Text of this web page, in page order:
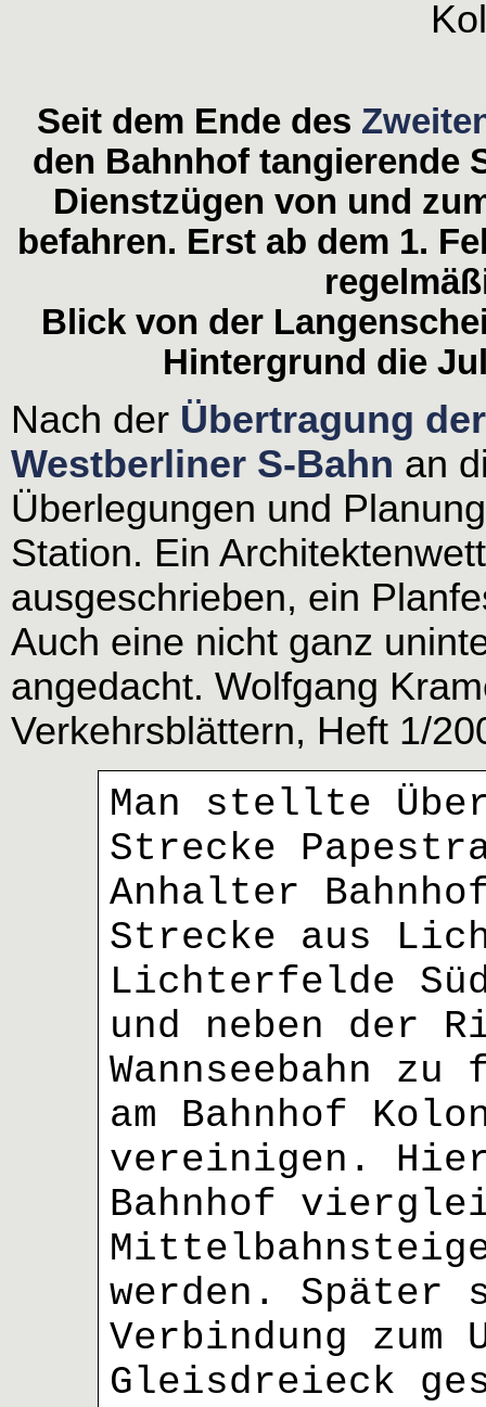
Seit dem Ende des
den Bahnhof tangierende
Dienstzügen von und
befahren. Erst ab dem 1.
Blick von der
Hintergrund die
Nach der Übertragung
Westberliner S-Bahn an
Überlegungen und
Station. Ein
ausgeschrieben, ein
Auch eine nicht ganz
angedacht. Wolfgang
Verkehrsblättern, Heft 1/
Man stellte
Strecke
Anhalter
Strecke aus
Lichterfelde
und neben der
Wannseebahn
am Bahnhof
vereinigen.
Bahnhof
werden.
Verbindung zum
Gleisdreieck